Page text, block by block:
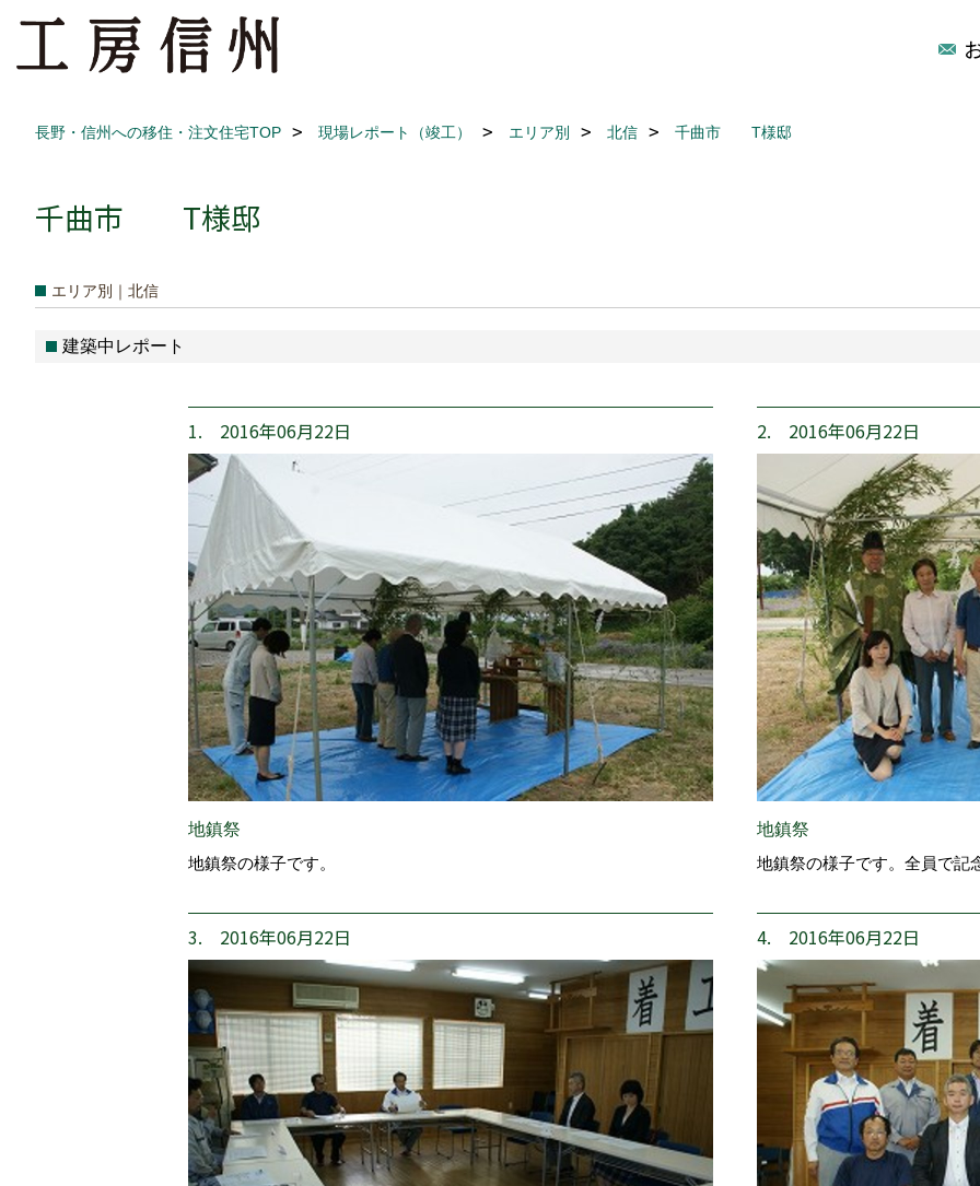
長野・信州への移住・注文住宅TOP 現場レポート（竣工） エリア別 北信 千曲市 T様邸
千曲市 T様邸
エリア別｜北信
建築中レポート
1. 2016年06月22日
地鎮祭
地鎮祭の様子です。
2. 2016年06月22日
地鎮祭
地鎮祭の様子です。全員で記
3. 2016年06月22日 4. 2016年06月22日